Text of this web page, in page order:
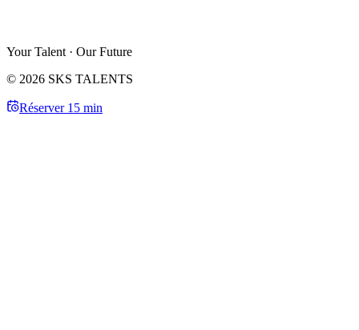
Your Talent · Our Future
© 2026 SKS TALENTS
Réserver 15 min